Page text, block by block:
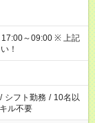
～09:00 ※ 上記
！
/ シフト勤務 / 10名以
ル不要